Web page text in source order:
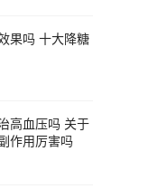
果吗 十大降糖
高血压吗 关于
作用厉害吗